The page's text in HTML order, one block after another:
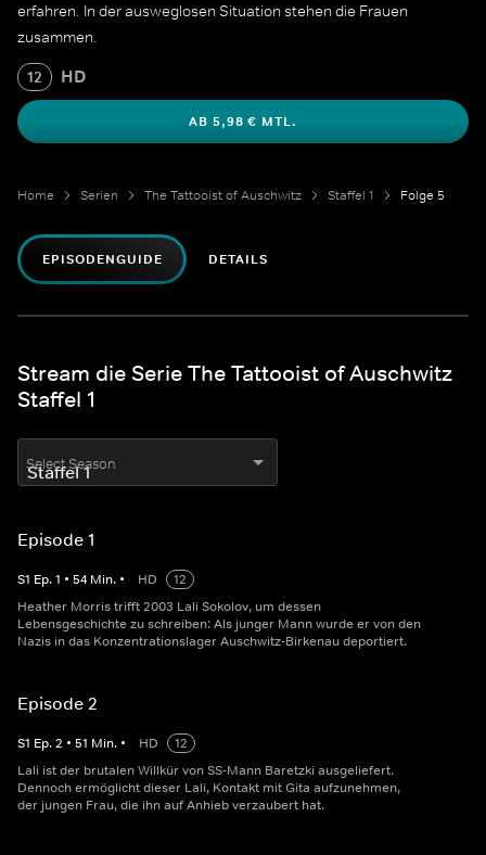
erfahren. In der ausweglosen Situation stehen die Frauen
zusammen.
12 HD
AB 5,98 € MTL.
Home Serien The Tattooist of Auschwitz Staffel 1 Folge 5
EPISODENGUIDE DETAILS
Stream die Serie The Tattooist of Auschwitz
Staffel 1
Select Season
Episode 1
S1 Ep.1 • 54 Min. • HD
12
Heather Morris trifft 2003 Lali Sokolov, um dessen
Lebensgeschichte zu schreiben: Als junger Mann wurde er von den
Nazis in das Konzentrationslager Auschwitz-Birkenau deportiert.
Episode 2
S1 Ep.2 • 51 Min. • HD
12
Lali ist der brutalen Willkür von SS-Mann Baretzki ausgeliefert.
Dennoch ermöglicht dieser Lali, Kontakt mit Gita aufzunehmen,
der jungen Frau, die ihn auf Anhieb verzaubert hat.